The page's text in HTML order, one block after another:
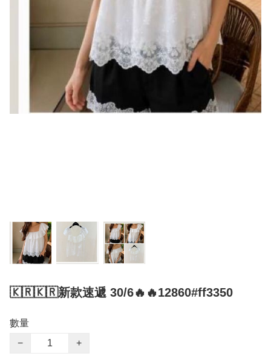
🇰🇷🇰🇷新款速遞 30/6🔥🔥12860#ff3350
數量
−
+